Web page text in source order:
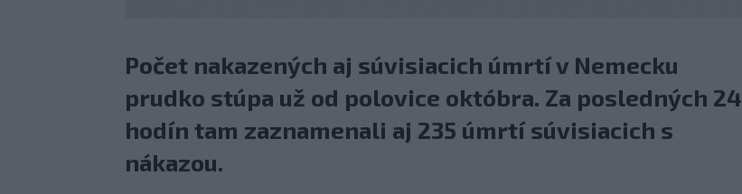
Počet nakazených aj súvisiacich úmrtí v Nemecku
prudko stúpa už od polovice októbra. Za posledných 24
hodín tam zaznamenali aj 235 úmrtí súvisiacich s
nákazou.